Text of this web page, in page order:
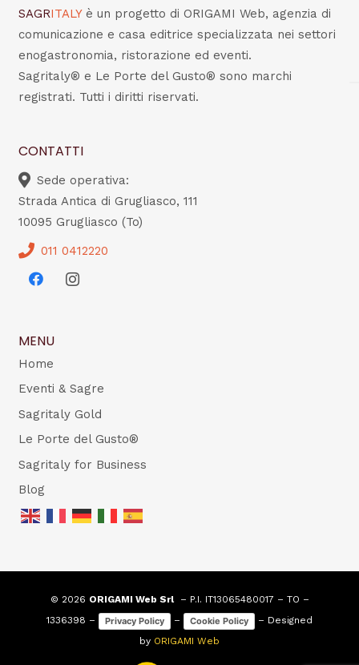
SAGRITALY è un progetto di ORIGAMI Web, agenzia di
comunicazione e casa editrice specializzata nei settori
enogastronomia, ristorazione ed eventi.
Sagritaly® e Le Porte del Gusto® sono marchi
registrati. Tutti i diritti riservati.
CONTATTI
Sede operativa:
Strada Antica di Grugliasco, 111
10095 Grugliasco (To)
011 0412220
MENU
Home
Eventi & Sagre
Sagritaly Gold
Le Porte del Gusto®
Sagritaly for Business
Blog
© 2026 ORIGAMI Web Srl– P.I. IT13065480017 – TO –
1336398 –
Privacy Policy – Cookie Policy
– Designed
by ORIGAMI Web